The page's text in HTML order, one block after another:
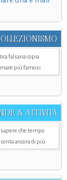
falsaria copia
più famosi
& ATTIVITÀ
che tempo
ancora di più